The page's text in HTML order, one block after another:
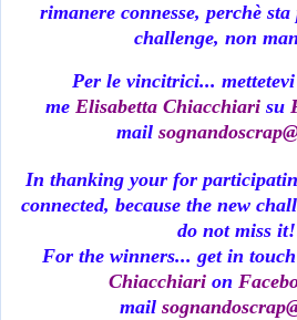
rimanere connesse, perchè
challenge, non
Per le vincitrici...
me Elisabetta Chiacchiari su
mail
In thanking your for
connected, because the new
do not miss
For the winners... get in
Chiacchiari on
mail